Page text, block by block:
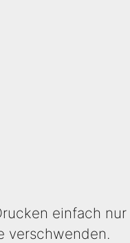
einfach
verschwenden.